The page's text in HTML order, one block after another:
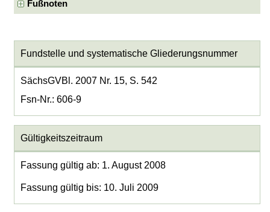
Fußnoten
Fundstelle und systematische Gliederungsnummer
SächsGVBl. 2007 Nr. 15, S. 542
Fsn-Nr.: 606-9
Gültigkeitszeitraum
Fassung gültig ab: 1. August 2008
Fassung gültig bis: 10. Juli 2009